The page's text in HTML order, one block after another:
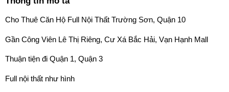
Cho Thuê Căn Hộ Full Nội Thất Trường Sơn, Quận 10
Gần Công Viên Lê Thị Riêng, Cư Xá Bắc Hải, Vạn Hạnh Mall
Thuận tiện đi Quận 1, Quận 3
Full nội thất như hình